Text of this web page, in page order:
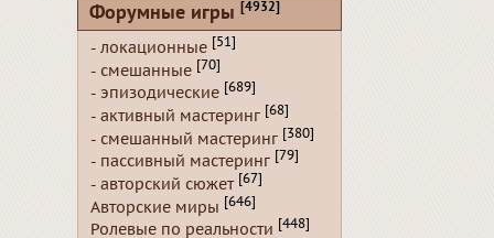
Форумные игры [4932]
- локационные [51]
- смешанные [70]
- эпизодические [689]
- активный мастеринг [68]
- смешанный мастеринг [380]
- пассивный мастеринг [79]
- авторский сюжет [67]
Авторские миры [646]
Ролевые по реальности [448]